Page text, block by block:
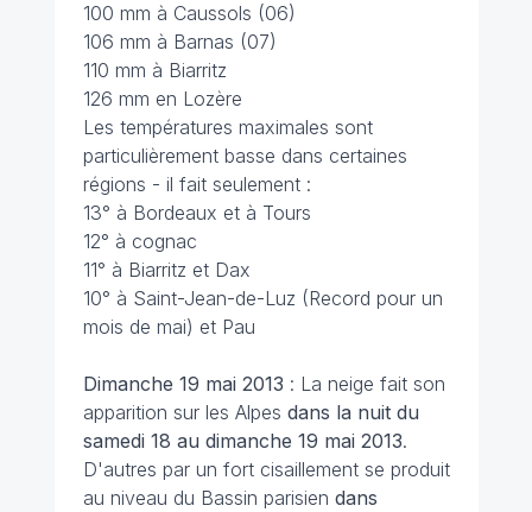
100 mm à Caussols (06)
106 mm à Barnas (07)
110 mm à Biarritz
126 mm en Lozère
Les températures maximales sont
particulièrement basse dans certaines
régions - il fait seulement :
13° à Bordeaux et à Tours
12° à cognac
11° à Biarritz et Dax
10° à Saint-Jean-de-Luz (Record pour un
mois de mai) et Pau
Dimanche 19 mai 2013 : La neige fait son
apparition sur les Alpes dans la nuit du
samedi 18 au dimanche 19 mai 2013.
D'autres par un fort cisaillement se produit
au niveau du Bassin parisien dans